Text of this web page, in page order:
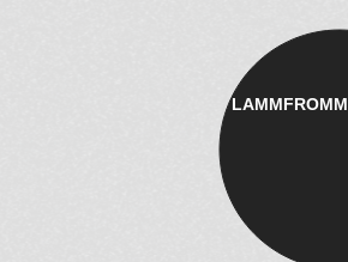
LAMMFROMM​